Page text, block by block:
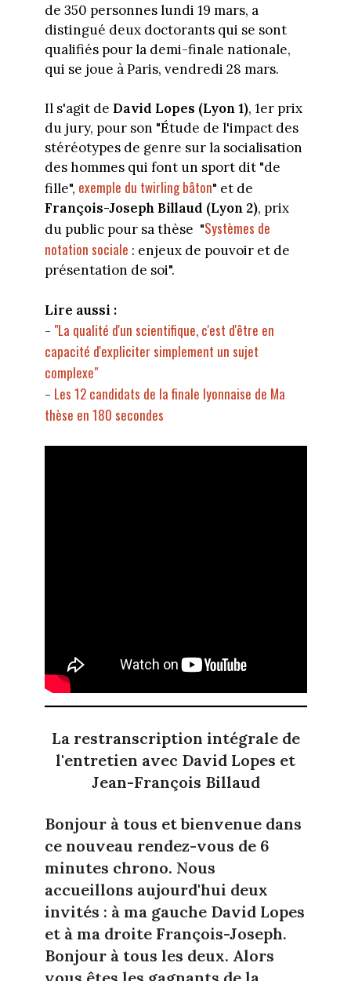
de 350 personnes lundi 19 mars, a
distingué deux doctorants qui se sont
qualifiés pour la demi-finale nationale,
qui se joue à Paris, vendredi 28 mars.
Il s'agit de David Lopes (Lyon 1), 1er prix
du jury, pour son "Étude de l'impact des
stéréotypes de genre sur la socialisation
des hommes qui font un sport dit "de
fille", exemple du twirling bâton" et de
François-Joseph Billaud (Lyon 2), prix
du public pour sa thèse "Systèmes de
notation sociale : enjeux de pouvoir et de
présentation de soi".
Lire aussi :
- "La qualité d'un scientifique, c'est d'être en
capacité d'expliciter simplement un sujet
complexe"
- Les 12 candidats de la finale lyonnaise de Ma
thèse en 180 secondes
La restranscription intégrale de
l'entretien avec David Lopes et
Jean-François Billaud
Bonjour à tous et bienvenue dans
ce nouveau rendez-vous de 6
minutes chrono. Nous
accueillons aujourd'hui deux
invités : à ma gauche David Lopes
et à ma droite François-Joseph.
Bonjour à tous les deux. Alors